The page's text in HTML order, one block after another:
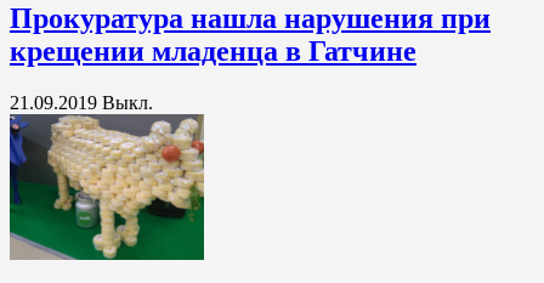
Прокуратура нашла нарушения при
крещении младенца в Гатчине
21.09.2019 Выкл.